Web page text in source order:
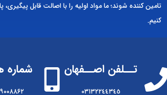
تامین کننده شوند؛ ما مواد اولیه را با اصالت قابل
کنیم.
تــلفن اصــفهان
٠٣١٣٢٢٤٤٣٤٥
شماره